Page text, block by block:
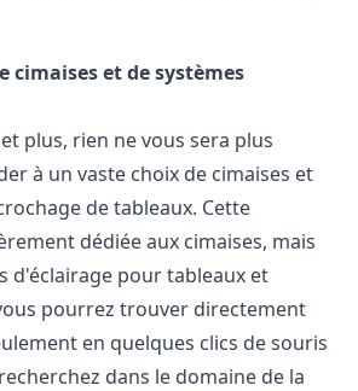
cimaises et de systèmes
plus, rien ne vous sera plus
à un vaste choix de cimaises et
de tableaux. Cette
dédiée aux cimaises, mais
d'éclairage pour tableaux et
pourrez trouver directement
en quelques clics de souris
dans le domaine de la